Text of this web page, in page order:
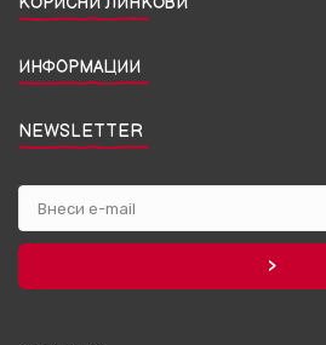
ИНФОРМАЦИИ
NEWSLETTER